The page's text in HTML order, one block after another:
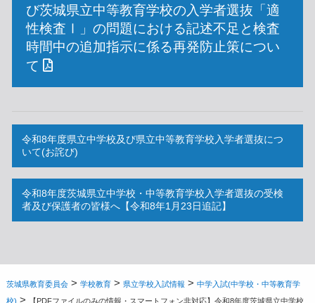
び茨城県立中等教育学校の入学者選抜「適
性検査Ⅰ」の問題における記述不足と検査
時間中の追加指示に係る再発防止策につい
て
令和8年度県立中学校及び県立中等教育学校入学者選抜につ
いて(お詫び)
令和8年度茨城県立中学校・中等教育学校入学者選抜の受検
者及び保護者の皆様へ【令和8年1月23日追記】
茨城県教育委員会 >学校教育 > 県立学校入試情報 >中学入試(中学校・中等教育学
校) >
【PDFファイルのみの情報・スマートフォン非対応】令和8年度茨城県立中学校